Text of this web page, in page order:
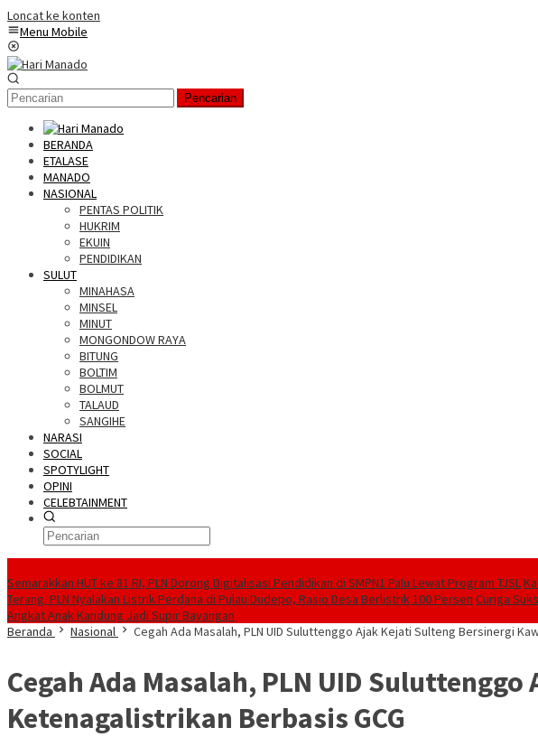
Loncat ke konten
Menu Mobile
Pencarian
BERANDA
ETALASE
MANADO
NASIONAL
PENTAS POLITIK
HUKRIM
EKUIN
PENDIDIKAN
SULUT
MINAHASA
MINSEL
MINUT
MONGONDOW RAYA
BITUNG
BOLTIM
BOLMUT
TALAUD
SANGIHE
NARASI
SOCIAL
SPOTYLIGHT
OPINI
CELEBTAINMENT
Semarakkan HUT ke 81 RI, PLN Dorong Digitalisasi Pendidikan di SMPN1 Palu Lewat Program TJSL
Terang. PLN Nyalakan Listrik Perdana di Pulau Dudepo, Rasio Desa Berlistrik 100 Persen Curiga
Angkat Anak Kandung Jadi Supir Bayangan
Beranda
Nasional Cegah Ada Masalah, PLN UID Suluttenggo Ajak Kejati Sulteng Bersinergi
Cegah Ada Masalah, PLN UID
Ketenagalistrikan Berbasis GCG